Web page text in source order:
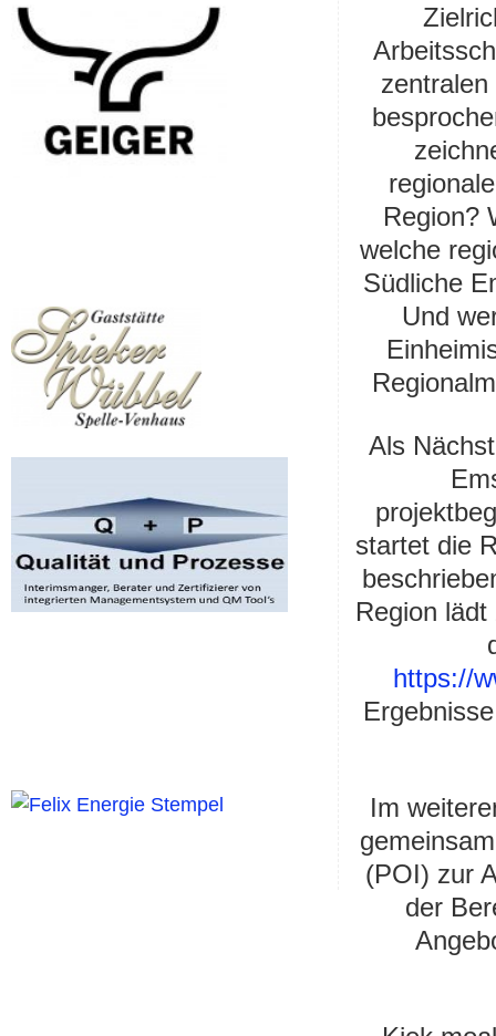
Region?
welche
Südliche
Und
Als
startet die
Region
https://
Im
(POI) zur
der